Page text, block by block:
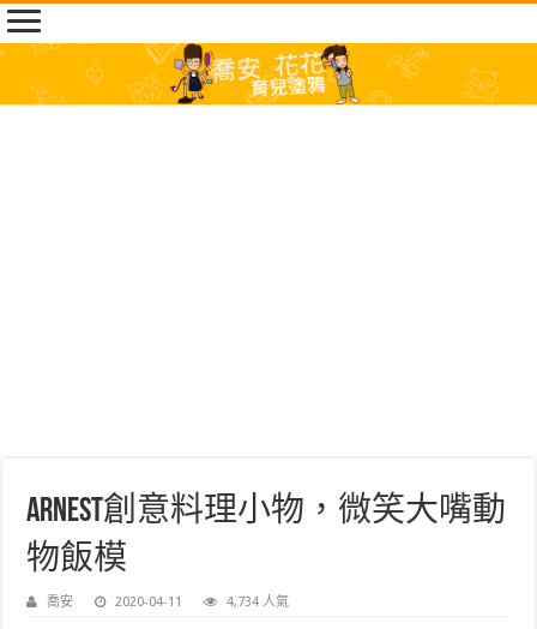
Arnest創意料理小物，微笑大嘴動
物飯模
喬安 2020-04-11 4,734 人氣